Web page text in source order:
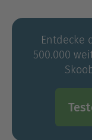
Entdecke
500.000